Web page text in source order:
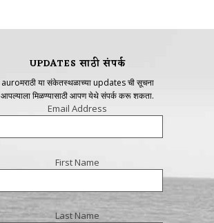
UPDATES साठी संपर्क
auroमराठी या संकेतस्थळाच्या updates ची सूचना
आपल्याला मिळण्यासाठी आपण येथे संपर्क करू शकता.
Email Address
First Name
Last Name